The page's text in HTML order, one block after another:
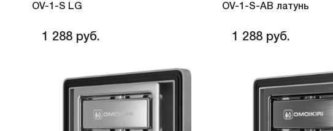
OV-1-S LG
1 288 руб.
OV-1-S-AB латунь
1 288 руб.